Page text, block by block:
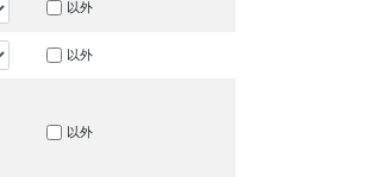
以外
以外
以外